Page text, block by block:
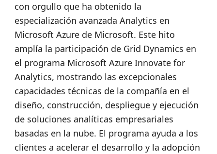
con orgullo que ha obtenido la
especialización avanzada Analytics en
Microsoft Azure de Microsoft. Este hito
amplía la participación de Grid Dynamics en
el programa Microsoft Azure Innovate for
Analytics, mostrando las excepcionales
capacidades técnicas de la compañía en el
diseño, construcción, despliegue y ejecución
de soluciones analíticas empresariales
basadas en la nube. El programa ayuda a los
clientes a acelerar el desarrollo y la adopción